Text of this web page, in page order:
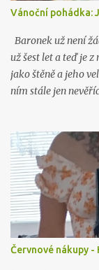
Vánoční pohádka:
Baronek už není
už šest let a teď je
jako štěně a jeho
ním stále jen
Červnové nákupy -